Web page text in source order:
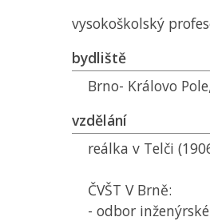
vysokoškolský
bydliště
Brno- Královo
vzdělání
reálka v Telči
ČVŠT V Brně:
- odbor